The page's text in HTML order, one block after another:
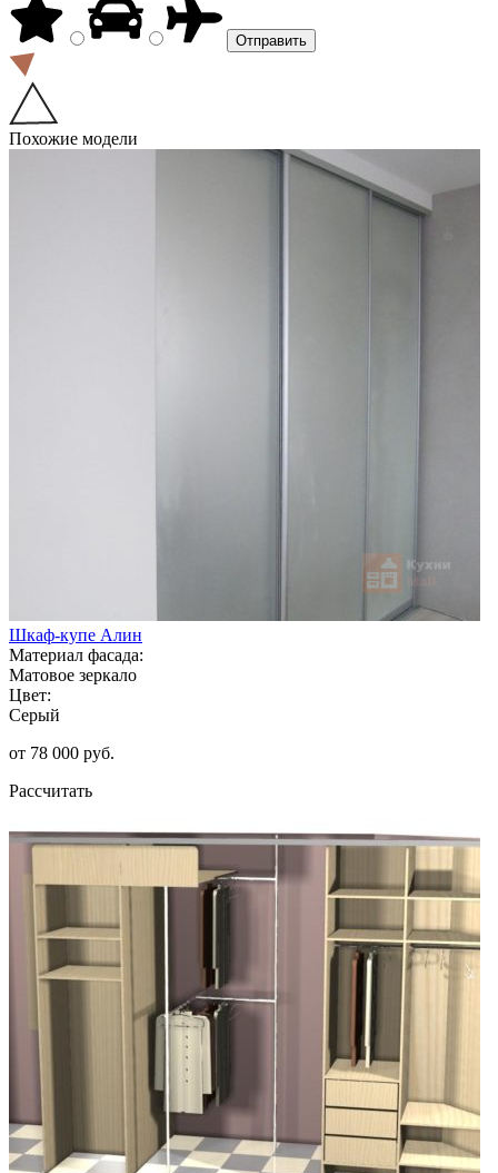
Похожие модели
Шкаф-купе Алин
Материал фасада:
Матовое зеркало
Цвет:
Серый
от 78 000 руб.
Рассчитать